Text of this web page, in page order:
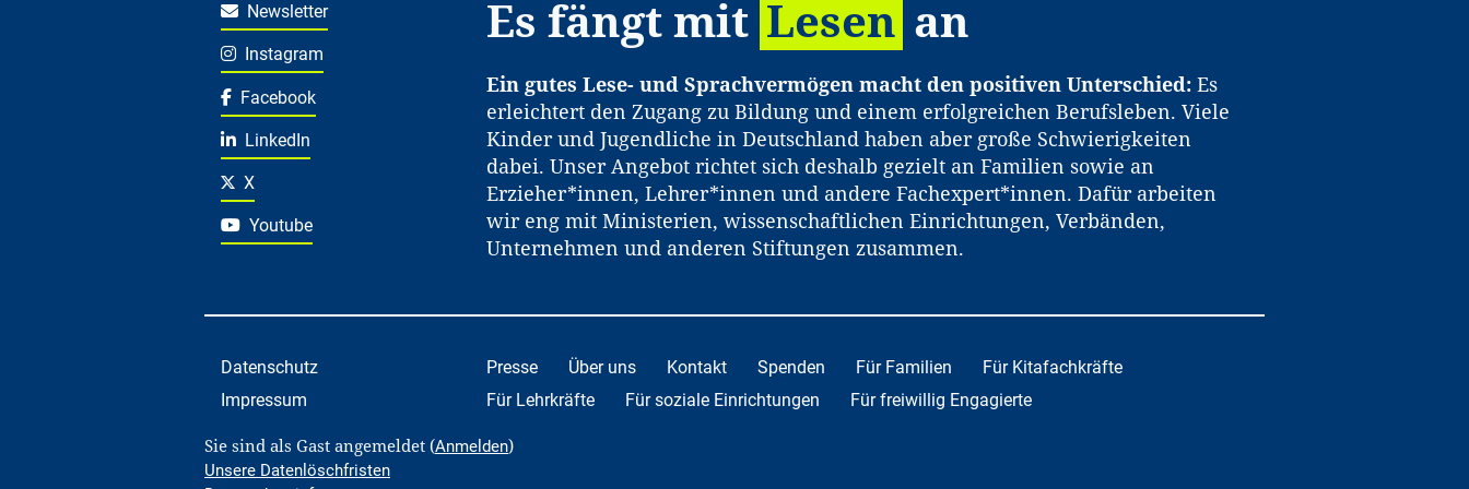
Newsletter
Instagram
Facebook
LinkedIn
X
Youtube
Es fängt mit Lesen an
Ein gutes Lese- und Sprachvermögen macht den positiven Unterschied:Es
erleichtert den Zugang zu Bildung und einem erfolgreichen Berufsleben. Viele
Kinder und Jugendliche in Deutschland haben aber große Schwierigkeiten
dabei. Unser Angebot richtet sich deshalb gezielt an Familien sowie an
Erzieher*innen, Lehrer*innen und andere Fachexpert*innen. Dafür arbeiten
wir eng mit Ministerien, wissenschaftlichen Einrichtungen, Verbänden,
Unternehmen und anderen Stiftungen zusammen.
Datenschutz
Impressum
Presse Über uns Kontakt Spenden Für Familien
Für Kitafachkräfte
Für Lehrkräfte
Für soziale Einrichtungen Für freiwillig Engagierte
Sie sind als Gast angemeldet (Anmelden)
Unsere Datenlöschfristen